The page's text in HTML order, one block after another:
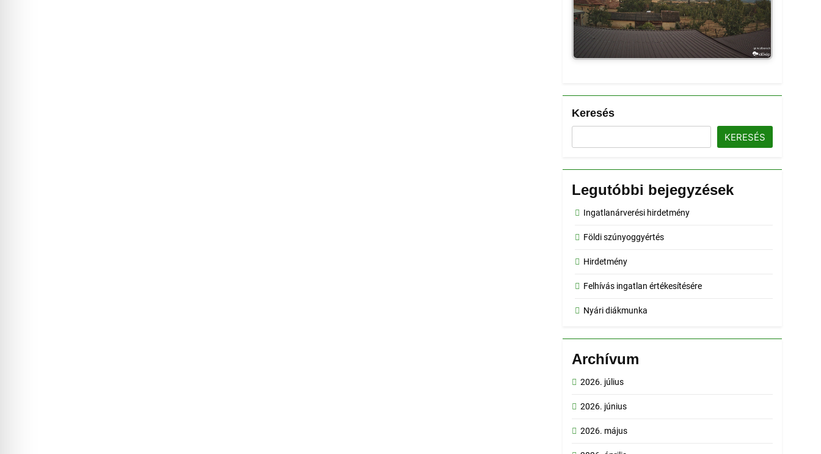
Keresés
KERESÉS
Legutóbbi bejegyzések
Ingatlanárverési hirdetmény
Földi szúnyoggyértés
Hirdetmény
Felhívás ingatlan értékesítésére
Nyári diákmunka
Archívum
2026. július
2026. június
2026. május